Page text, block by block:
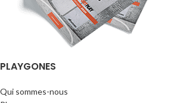
PLAYGONES
Qui sommes-nous